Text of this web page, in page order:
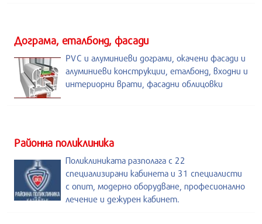
Дограма, еталбонд, фасади
PVC и алуминиеви дограми, окачени фасади и
алуминиеви конструкции, еталбонд, входни и
интериорни врати, фасадни облицовки
Районна поликлиника
Поликлиниката разполага с 22
специализирани кабинета и 31 специалисти
с опит, модерно оборудване, професионално
лечение и дежурен кабинет.